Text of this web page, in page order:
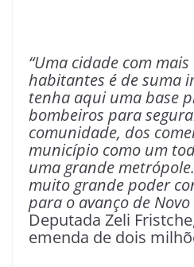
“Uma cidade com
habitantes é de suma
tenha aqui uma base
bombeiros para
comunidade, dos
município como um
uma grande
muito grande poder
para o avanço de Novo
Deputada Zeli
emenda de dois